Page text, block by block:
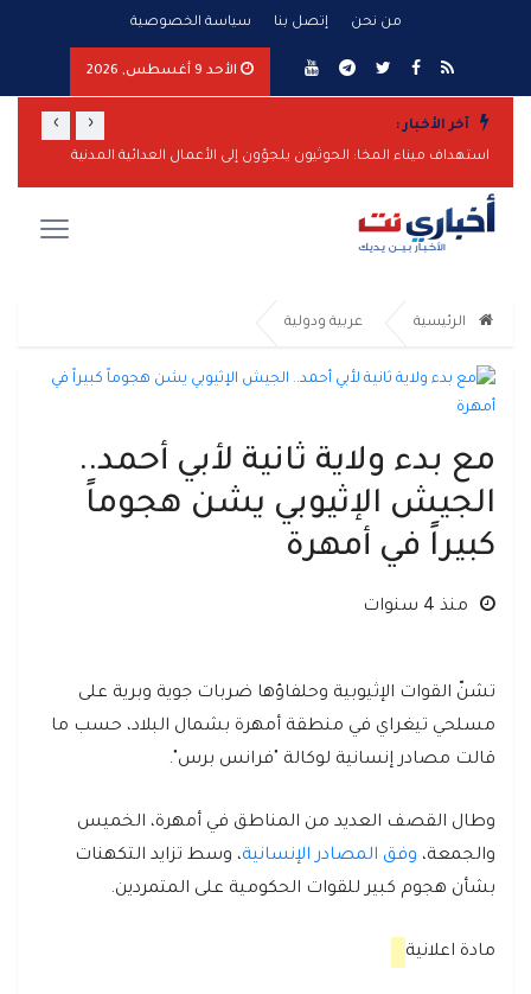
من نحن إتصل بنا سياسة الخصوصية
الأحد 9 أغسطس, 2026
آخر الأخبار :
استهداف ميناء المخا: الحوثيون يلجؤون إلى الأعمال العدائية المدنية
اليمن تدين الهجوم الإيراني على ناقلة نفط إماراتية في مضيق هرمز
‹
›
الرئيسية عربية ودولية
مع بدء ولاية ثانية لأبي أحمد..
الجيش الإثيوبي يشن هجوماً
كبيراً في أمهرة
منذ 4 سنوات
تشنّ القوات الإثيوبية وحلفاؤها ضربات جوية وبرية على
مسلحي تيغراي في منطقة أمهرة بشمال البلاد، حسب ما
قالت مصادر إنسانية لوكالة "فرانس برس".
وطال القصف العديد من المناطق في أمهرة، الخميس
والجمعة، وفق المصادر الإنسانية، وسط تزايد التكهنات
بشأن هجوم كبير للقوات الحكومية على المتمردين.
مادة اعلانية